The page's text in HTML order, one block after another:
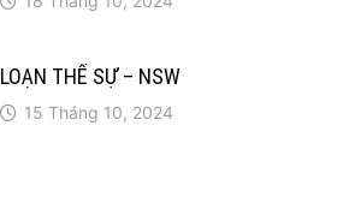
LOẠN THẾ SỰ – NSW
15 Tháng 10, 2024